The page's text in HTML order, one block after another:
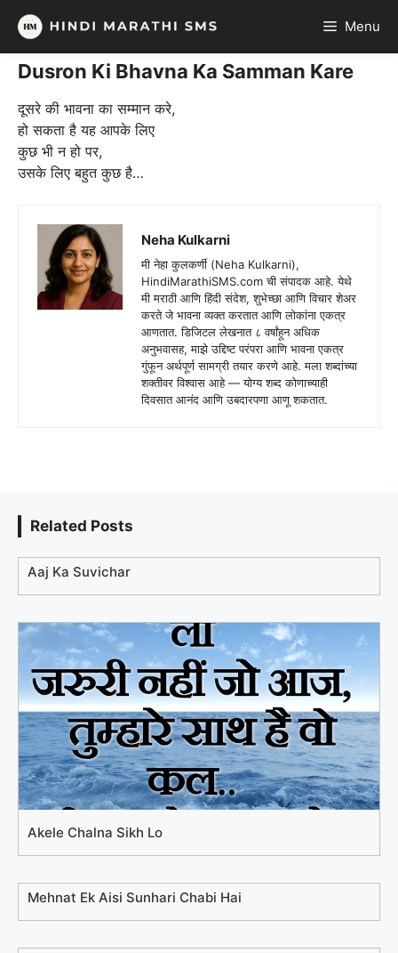
Skip
content
Menu
Dusron Ki Bhavna Ka Samman Kare
दूसरे की भावना का सम्मान करे,
हो सकता है यह आपके लिए
कुछ भी न हो पर,
उसके लिए बहुत कुछ है…
Neha Kulkarni
मी नेहा कुलकर्णी (Neha Kulkarni),
HindiMarathiSMS.com ची संपादक आहे. येथे
मी मराठी आणि हिंदी संदेश, शुभेच्छा आणि विचार शेअर
करते जे भावना व्यक्त करतात आणि लोकांना एकत्र
आणतात. डिजिटल लेखनात ८ वर्षांहून अधिक
अनुभवासह, माझे उद्दिष्ट परंपरा आणि भावना एकत्र
गुंफून अर्थपूर्ण सामग्री तयार करणे आहे. मला शब्दांच्या
शक्तीवर विश्वास आहे — योग्य शब्द कोणाच्याही
दिवसात आनंद आणि उबदारपणा आणू शकतात.
Related Posts
Aaj Ka Suvichar
Akele Chalna Sikh Lo
Mehnat Ek Aisi Sunhari Chabi Hai